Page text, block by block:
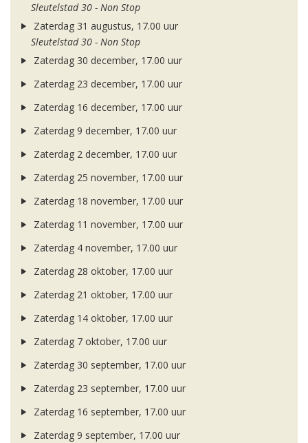
Sleutelstad 30 - Non Stop
Zaterdag 31 augustus, 17.00 uur
Sleutelstad 30 - Non Stop
Zaterdag 30 december, 17.00 uur
Zaterdag 23 december, 17.00 uur
Zaterdag 16 december, 17.00 uur
Zaterdag 9 december, 17.00 uur
Zaterdag 2 december, 17.00 uur
Zaterdag 25 november, 17.00 uur
Zaterdag 18 november, 17.00 uur
Zaterdag 11 november, 17.00 uur
Zaterdag 4 november, 17.00 uur
Zaterdag 28 oktober, 17.00 uur
Zaterdag 21 oktober, 17.00 uur
Zaterdag 14 oktober, 17.00 uur
Zaterdag 7 oktober, 17.00 uur
Zaterdag 30 september, 17.00 uur
Zaterdag 23 september, 17.00 uur
Zaterdag 16 september, 17.00 uur
Zaterdag 9 september, 17.00 uur